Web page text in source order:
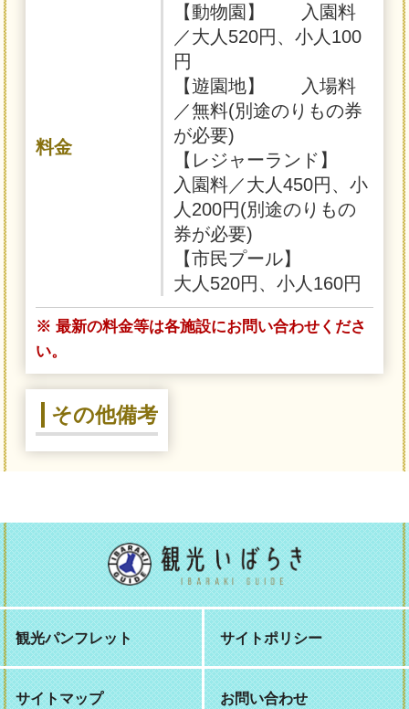
料金
【動物園】 入園料
／大人520円、小人100
円
【遊園地】 入場料
／無料(別途のりもの券
が必要)
【レジャーランド】
入園料／大人450円、小
人200円(別途のりもの
券が必要)
【市民プール】
大人520円、小人160円
※ 最新の料金等は各施設にお問い合わせくださ
い。
その他備考
観光パンフレット サイトポリシー
サイトマップ お問い合わせ